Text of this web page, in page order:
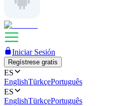
Iniciar Sesión
Regístrese gratis
ES
EnglishTürkçePortuguês
ES
EnglishTürkçePortuguês